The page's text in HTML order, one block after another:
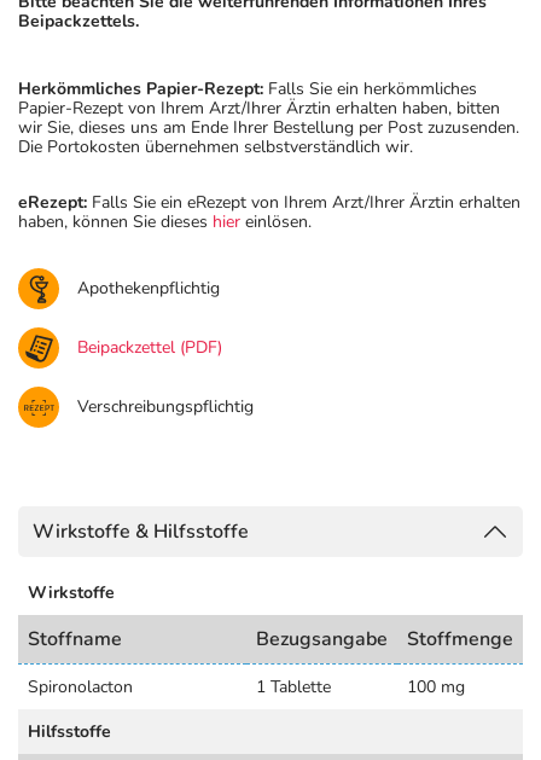
Beipackzettels.
Herkömmliches Papier-Rezept: Falls Sie ein herkömmliches
Papier-Rezept von Ihrem Arzt/Ihrer Ärztin erhalten haben, bitten
wir Sie, dieses uns am Ende Ihrer Bestellung per Post zuzusenden.
Die Portokosten übernehmen selbstverständlich wir.
eRezept: Falls Sie ein eRezept von Ihrem Arzt/Ihrer Ärztin erhalten
haben, können Sie dieses hier einlösen.
Apothekenpflichtig
Beipackzettel (PDF)
Verschreibungspflichtig
Wirkstoffe & Hilfsstoffe
Wirkstoffe
Stoffname Bezugsangabe Stoffmenge
Spironolacton 1 Tablette
100 mg
Hilfsstoffe